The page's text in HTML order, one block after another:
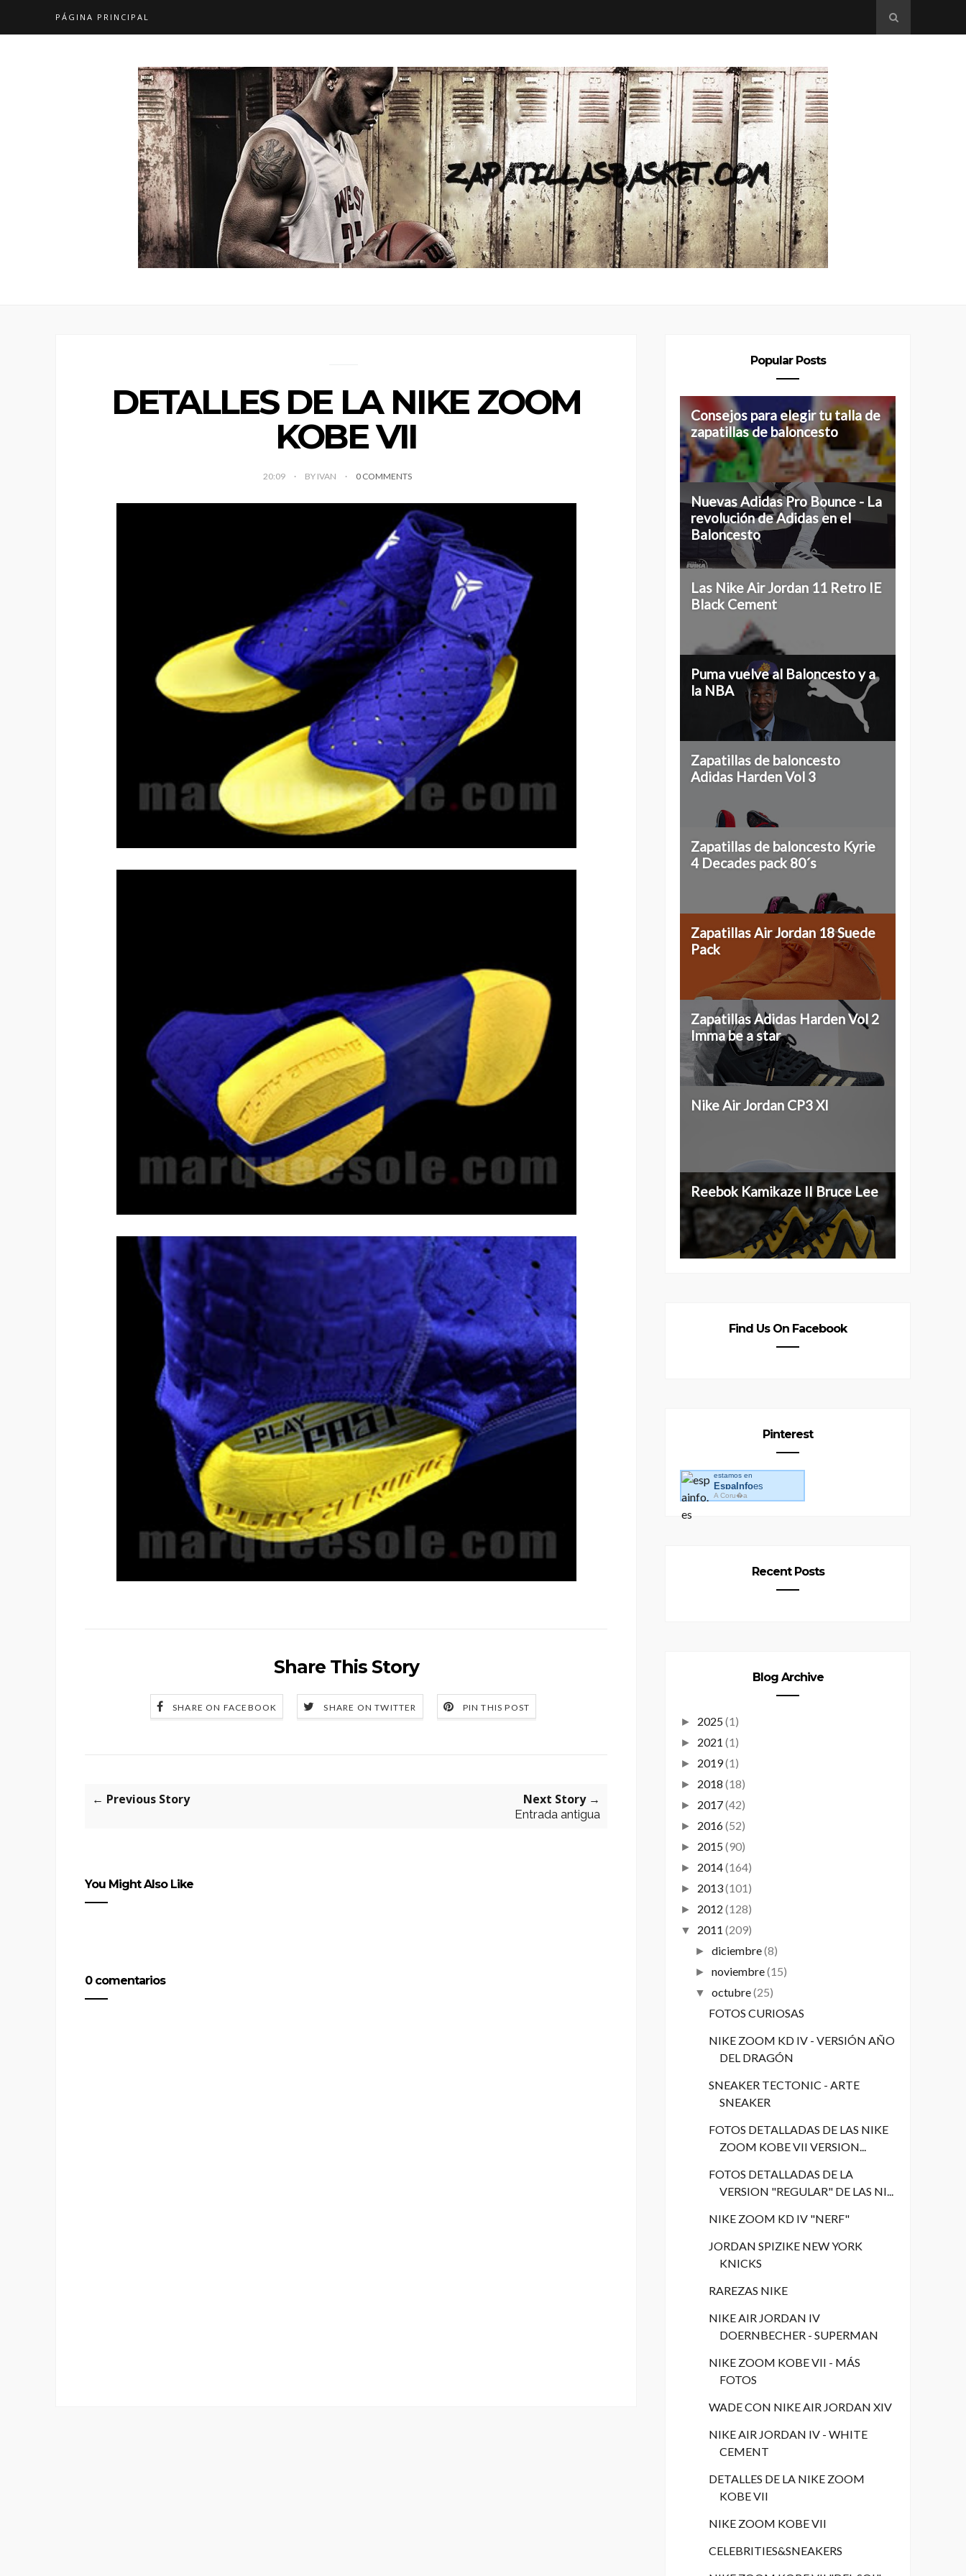
PÁGINA PRINCIPAL
DETALLES DE LA NIKE ZOOM
KOBE VII
20:09 BY IVAN 0 COMMENTS
Share This Story
SHARE ON FACEBOOK SHARE ON TWITTER PIN THIS POST
← Previous Story Next Story →
Entrada antigua
You Might Also Like
0 comentarios
Popular Posts
Consejos para elegir tu talla de
zapatillas de baloncesto
Nuevas Adidas Pro Bounce - La
revolución de Adidas en el
Baloncesto
Las Nike Air Jordan 11 Retro IE
Black Cement
Puma vuelve al Baloncesto y a
la NBA
Zapatillas de baloncesto
Adidas Harden Vol 3
Zapatillas de baloncesto Kyrie
4 Decades pack 80´s
Zapatillas Air Jordan 18 Suede
Pack
Zapatillas Adidas Harden Vol 2
Imma be a star
Nike Air Jordan CP3 XI
Reebok Kamikaze II Bruce Lee
Find Us On Facebook
Pinterest
estamos en
EspaInfoes
A Coru�a
Recent Posts
Blog Archive
► 2025(1)
► 2021 (1)
► 2019(1)
► 2018 (18)
► 2017(42)
► 2016(52)
► 2015(90)
► 2014(164)
► 2013(101)
► 2012 (128)
▼ 2011 (209)
► diciembre(8)
► noviembre(15)
▼ octubre(25)
FOTOS CURIOSAS
NIKE ZOOM KD IV - VERSIÓN AÑO
DEL DRAGÓN
SNEAKER TECTONIC - ARTE
SNEAKER
FOTOS DETALLADAS DE LAS NIKE
ZOOM KOBE VII VERSION...
FOTOS DETALLADAS DE LA
VERSION "REGULAR" DE LAS NI...
NIKE ZOOM KD IV "NERF"
JORDAN SPIZIKE NEW YORK
KNICKS
RAREZAS NIKE
NIKE AIR JORDAN IV
DOERNBECHER - SUPERMAN
NIKE ZOOM KOBE VII - MÁS
FOTOS
WADE CON NIKE AIR JORDAN XIV
NIKE AIR JORDAN IV - WHITE
CEMENT
DETALLES DE LA NIKE ZOOM
KOBE VII
NIKE ZOOM KOBE VII
CELEBRITIES&SNEAKERS